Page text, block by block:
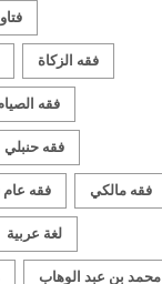
فقه الزكاة
فقه
فقه حنبلي
فقه عام فقه مالكي
لغة عربية
محمد بن عبد الوهاب